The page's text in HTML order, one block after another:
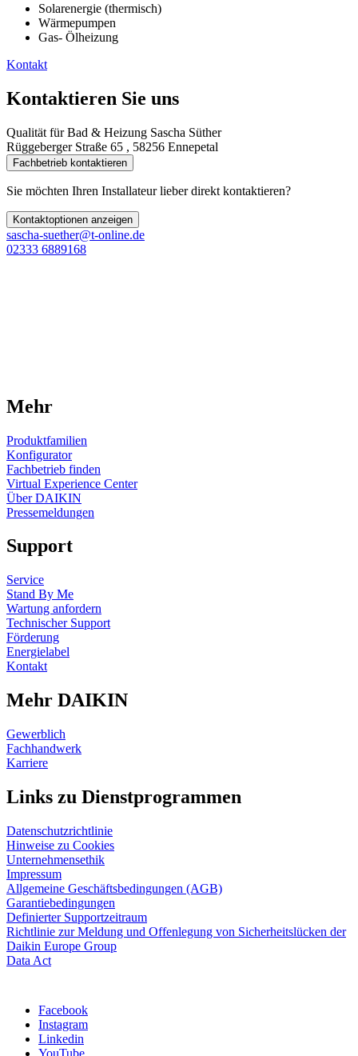
Solarenergie (thermisch)
Wärmepumpen
Gas- Ölheizung
Kontakt
Kontaktieren Sie uns
Qualität für Bad & Heizung Sascha Süther
Rüggeberger Straße 65 , 58256 Ennepetal
Fachbetrieb kontaktieren
Sie möchten Ihren Installateur lieber direkt kontaktieren?
Kontaktoptionen anzeigen
sascha-suether@t-online.de
02333 6889168
Mehr
Produktfamilien
Konfigurator
Fachbetrieb finden
Virtual Experience Center
Über DAIKIN
Pressemeldungen
Support
Service
Stand By Me
Wartung anfordern
Technischer Support
Förderung
Energielabel
Kontakt
Mehr DAIKIN
Gewerblich
Fachhandwerk
Karriere
Links zu Dienstprogrammen
Datenschutzrichtlinie
Hinweise zu Cookies
Unternehmensethik
Impressum
Allgemeine Geschäftsbedingungen (AGB)
Garantiebedingungen
Definierter Supportzeitraum
Richtlinie zur Meldung und Offenlegung von Sicherheitslücken der
Daikin Europe Group
Data Act
Facebook
Instagram
Linkedin
YouTube